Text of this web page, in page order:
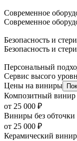
Современное
Современное
Безопасность и
Безопасность и
Персональный
Сервис высого
Цены на виниры
Композитный винир
от 25 000 ₽
Виниры без обточки
от 25 000 ₽
Керамический винир